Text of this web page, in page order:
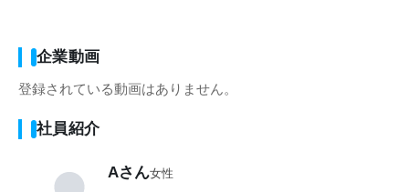
企業動画
登録されている動画はありません。
社員紹介
Aさん女性